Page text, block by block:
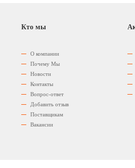
Кто мы
О компании
Почему Мы
Новости
Контакты
Вопрос-ответ
Добавить отзыв
Поставщикам
Вакансии